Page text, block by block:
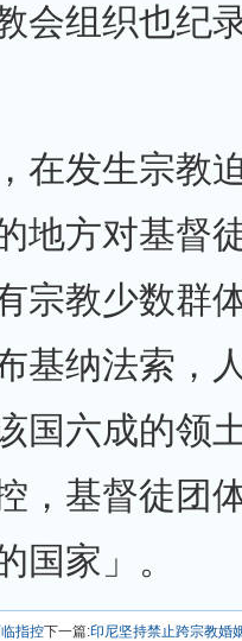
会组织也纪
在发生宗教
地方对基督
宗教少数群
基纳法索，
国六成的领
，基督徒团
国家」。
指控下一篇:印尼坚持禁止跨宗教婚